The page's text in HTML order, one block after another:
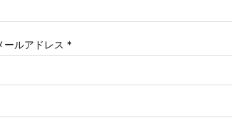
ールアドレス *